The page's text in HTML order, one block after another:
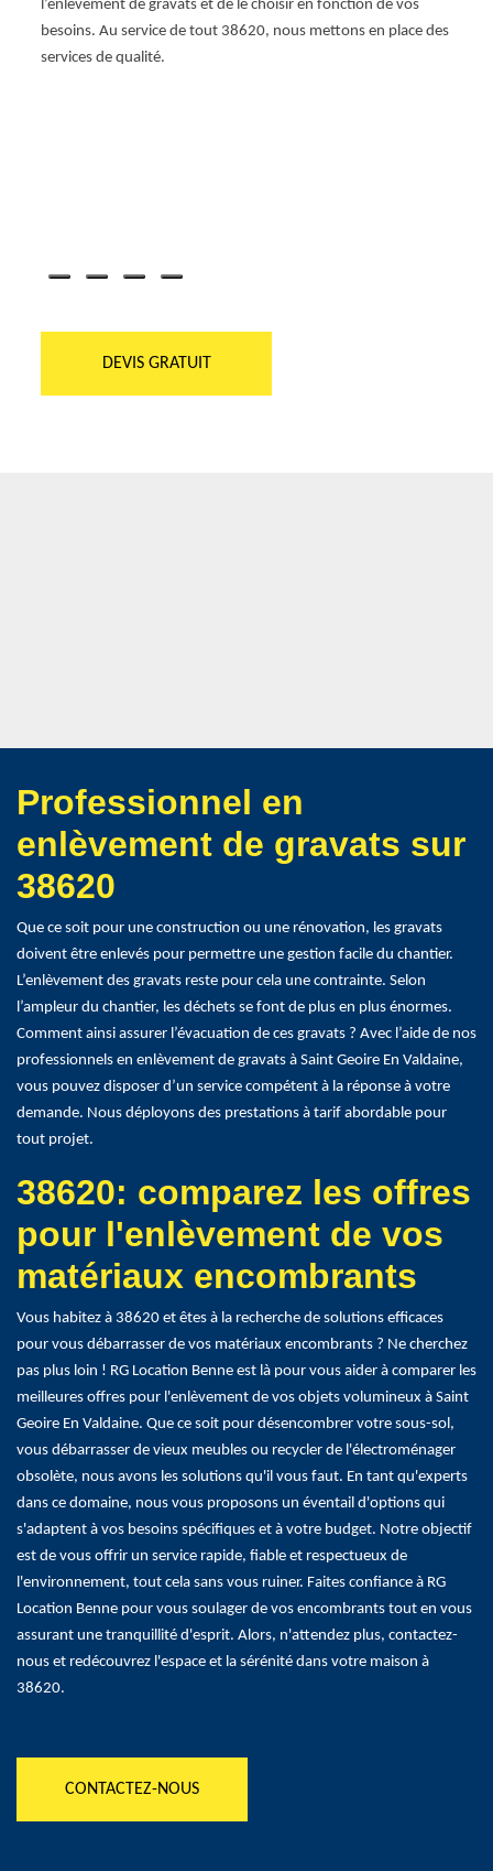
l’enlèvement de gravats et de le choisir en fonction de vos
besoins. Au service de tout 38620, nous mettons en place des
services de qualité.
DEVIS GRATUIT
Professionnel en
enlèvement de gravats sur
38620
Que ce soit pour une construction ou une rénovation, les gravats
doivent être enlevés pour permettre une gestion facile du chantier.
L’enlèvement des gravats reste pour cela une contrainte. Selon
l’ampleur du chantier, les déchets se font de plus en plus énormes.
Comment ainsi assurer l’évacuation de ces gravats ? Avec l’aide de nos
professionnels en enlèvement de gravats à Saint Geoire En Valdaine,
vous pouvez disposer d’un service compétent à la réponse à votre
demande. Nous déployons des prestations à tarif abordable pour
tout projet.
38620: comparez les offres
pour l'enlèvement de vos
matériaux encombrants
Vous habitez à 38620 et êtes à la recherche de solutions efficaces
pour vous débarrasser de vos matériaux encombrants ? Ne cherchez
pas plus loin ! RG Location Benne est là pour vous aider à comparer les
meilleures offres pour l'enlèvement de vos objets volumineux à Saint
Geoire En Valdaine. Que ce soit pour désencombrer votre sous-sol,
vous débarrasser de vieux meubles ou recycler de l'électroménager
obsolète, nous avons les solutions qu'il vous faut. En tant qu'experts
dans ce domaine, nous vous proposons un éventail d'options qui
s'adaptent à vos besoins spécifiques et à votre budget. Notre objectif
est de vous offrir un service rapide, fiable et respectueux de
l'environnement, tout cela sans vous ruiner. Faites confiance à RG
Location Benne pour vous soulager de vos encombrants tout en vous
assurant une tranquillité d'esprit. Alors, n'attendez plus, contactez-
nous et redécouvrez l'espace et la sérénité dans votre maison à
38620.
CONTACTEZ-NOUS